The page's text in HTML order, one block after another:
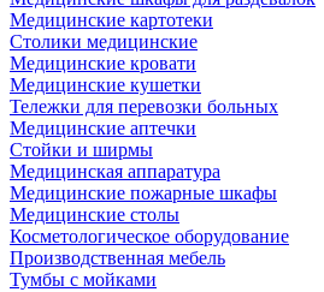
Медицинские картотеки
Столики медицинские
Медицинские кровати
Медицинские кушетки
Тележки для перевозки больных
Медицинские аптечки
Стойки и ширмы
Медицинская аппаратура
Медицинские пожарные шкафы
Медицинские столы
Косметологическое оборудование
Производственная мебель
Тумбы с мойками